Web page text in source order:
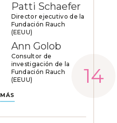
Patti Schaefer
Director ejecutivo de la
Fundación Rauch
(EEUU)
Ann Golob
Consultor de
investigación de la
Fundación Rauch
(EEUU)
MÁS